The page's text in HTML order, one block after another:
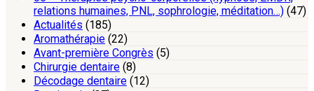
relations humaines, PNL, sophrologie, méditation…) (47)
Actualités (185)
Aromathérapie (22)
Avant-première Congrès (5)
Chirurgie dentaire (8)
Décodage dentaire (12)